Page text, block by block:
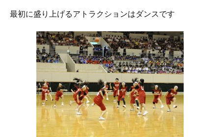
最初に盛り上げるアトラクションはダンスです